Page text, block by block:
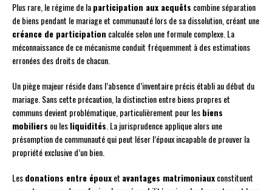
Plus rare, le régime de laparticipation aux acquêts combine séparation
de biens pendant le mariage et communauté lors de sa dissolution, créant une
créance de participation calculée selon une formule complexe. La
méconnaissance de ce mécanisme conduit fréquemment à des estimations
erronées des droits de chacun.
Un piège majeur réside dans l’absence d’inventaire précis établi au début du
mariage. Sans cette précaution, la distinction entre biens propres et
communs devient problématique, particulièrement pour lesbiens
mobiliers ou lesliquidités . La jurisprudence applique alors une
présomption de communauté qui peut léser l’époux incapable de prouver la
propriété exclusive d’un bien.
Lesdonations entre épouxet avantages matrimoniauxconstituent